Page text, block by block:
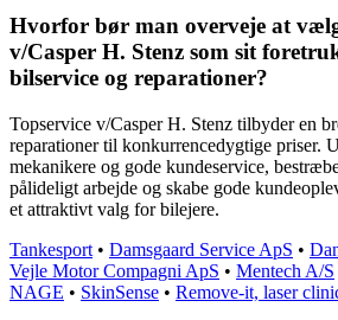
Hvorfor bør man overveje at
v/Casper H. Stenz som sit
bilservice og reparationer?
Topservice v/Casper H. Stenz tilbyder en
reparationer til konkurrencedygtige priser.
mekanikere og gode kundeservice,
pålideligt arbejde og skabe gode
et attraktivt valg for bilejere.
Tankesport • Damsgaard Service ApS •
Vejle Motor Compagni ApS • Mentech A/S
NAGE • SkinSense • Remove-it, laser